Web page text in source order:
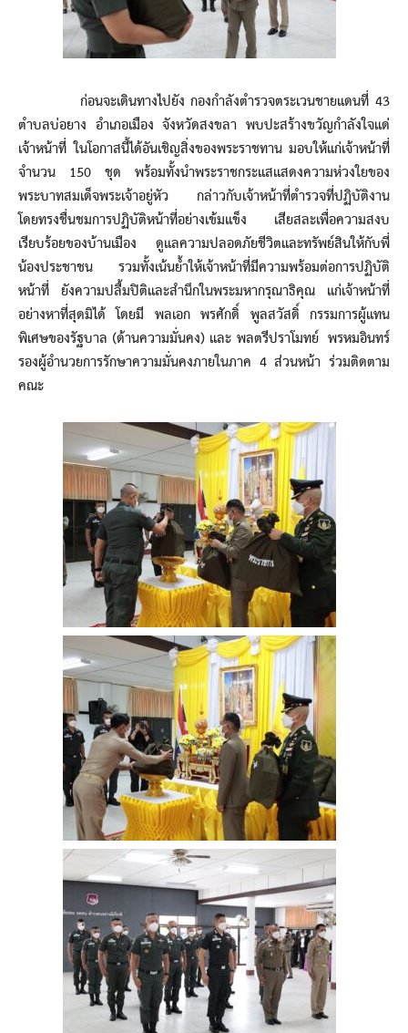
ก่อนจะเดินทางไปยัง กองกำลังตำรวจตระเวนชายแดนที่ 43
ตำบลบ่อยาง อำเภอเมือง จังหวัดสงขลา พบปะสร้างขวัญกำลังใจแด่
เจ้าหน้าที่ ในโอกาสนี้ได้อันเชิญสิ่งของพระราชทาน มอบให้แก่เจ้าหน้าที่
จำนวน 150 ชุด พร้อมทั้งนำพระราชกระแสแสดงความห่วงใยของ
พระบาทสมเด็จพระเจ้าอยู่หัว กล่าวกับเจ้าหน้าที่ตำรวจที่ปฏิบัติงาน
โดยทรงชื่นชมการปฏิบัติหน้าที่อย่างเข้มแข็ง เสียสละเพื่อความสงบ
เรียบร้อยของบ้านเมือง ดูแลความปลอดภัยชีวิตและทรัพย์สินให้กับพี่
น้องประชาชน รวมทั้งเน้นย้ำให้เจ้าหน้าที่มีความพร้อมต่อการปฏิบัติ
หน้าที่ ยังความปลื้มปิติและสำนึกในพระมหากรุณาธิคุณ แก่เจ้าหน้าที่
อย่างหาที่สุดมิได้ โดยมี พลเอก พรศักดิ์ พูลสวัสดิ์ กรรมการผู้แทน
พิเศษของรัฐบาล (ด้านความมั่นคง) และ พลตรีปราโมทย์ พรหมอินทร์
รองผู้อำนวยการรักษาความมั่นคงภายในภาค 4 ส่วนหน้า ร่วมติดตาม
คณะ